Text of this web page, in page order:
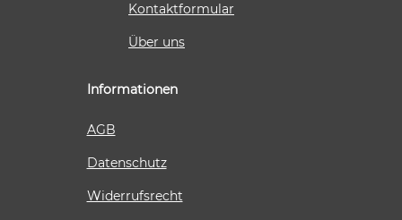
Kontaktformular
Über uns
Informationen
AGB
Datenschutz
Widerrufsrecht